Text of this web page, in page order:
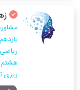
هشتم
ریزی